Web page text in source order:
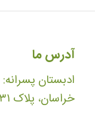
آدرس ما
ادبستان
خراسان، پلاک ۳۱